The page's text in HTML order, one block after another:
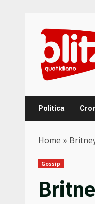
content
Politica
Home »
Gossip